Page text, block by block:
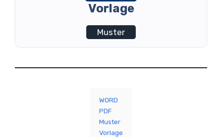
Vorlage
Muster
WORD
PDF
Muster
Vorlage